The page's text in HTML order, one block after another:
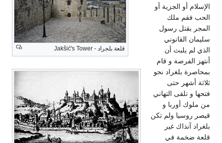
قلعة بلجراد - Jakšić's Tower
الإسلام أو الجزية أو
الحب فقم ملك
المجر بقتل رسول
سليمان القانوني
الذي لم يلبث أن
أنتهز الفرصة و قام
بمحاصرة بلغراد نحو
ثلاثة أشهر حتى
فتحها و تلقى التهاني
من ملوك أوربا و
قيصر روسيا ولم تكن
بلغراد آنذاك غير
قلعة ضخمة في